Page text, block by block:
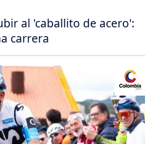
al 'caballito de acero':
carrera